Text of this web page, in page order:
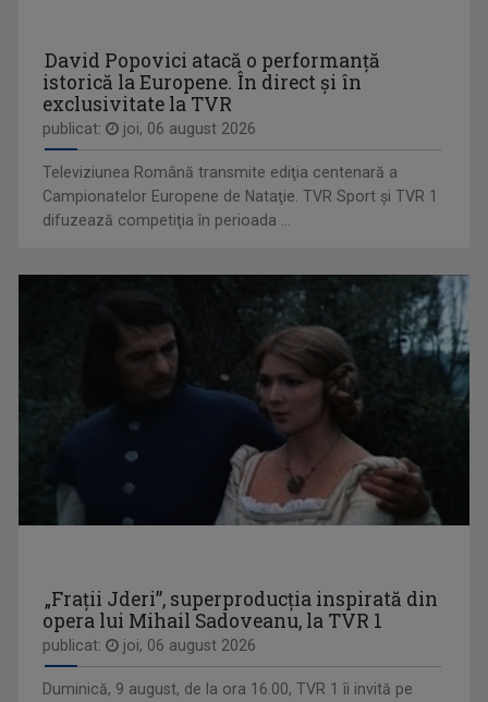
ZI DE ZI, CU PĂRINTELE CONSTANTIN NECULA
Televiziunea Română propune un moment de ...
UNIVERSUL CREDINŢEI
Reportaje, interviuri, documentare, dar şi ...
EXCLUSIV ÎN ROMÂNIAUn serial TV dedicat călătoriilor şi ...
MIHAELA CRĂCIUN
Mihaela Crăciun (n. 1970, Reuseni, Suceava) ...
ALINA STANCU Absolventă a Faculăţii de Jurnalism şi ...
David Popovici atacă o performanţă
istorică la Europene. În direct şi în
exclusivitate la TVR
publicat: joi, 06 august 2026
Televiziunea Română transmite ediţia centenară a
Campionatelor Europene de Nataţie. TVR Sport şi TVR 1
difuzează competiţia în perioada ...
„Frații Jderi”, superproducția inspirată din
opera lui Mihail Sadoveanu, la TVR 1
publicat: joi, 06 august 2026
Duminică, 9 august, de la ora 16.00, TVR 1 îi invită pe